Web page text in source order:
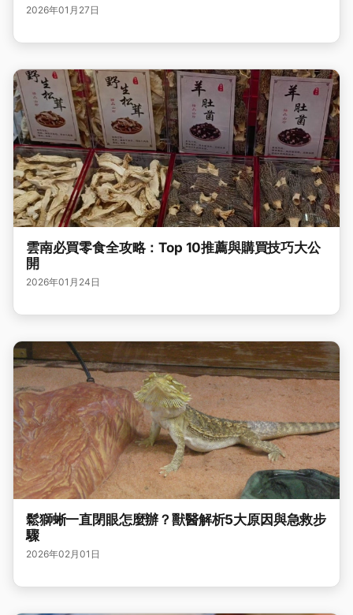
2026年01月27日
雲南必買零食全攻略：Top 10推薦與購買技巧大公
開
2026年01月24日
鬆獅蜥一直閉眼怎麼辦？獸醫解析5大原因與急救步
驟
2026年02月01日